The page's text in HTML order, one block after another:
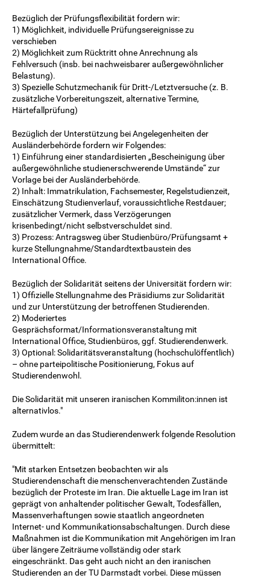
Bezüglich der Prüfungsflexibilität fordern wir:
1) Möglichkeit, individuelle Prüfungsereignisse zu
verschieben
2) Möglichkeit zum Rücktritt ohne Anrechnung als
Fehlversuch (insb. bei nachweisbarer außergewöhnlicher
Belastung).
3) Spezielle Schutzmechanik für Dritt-/Letztversuche (z. B.
zusätzliche Vorbereitungszeit, alternative Termine,
Härtefallprüfung)
Bezüglich der Unterstützung bei Angelegenheiten der
Ausländerbehörde fordern wir Folgendes:
1) Einführung einer standardisierten „Bescheinigung über
außergewöhnliche studienerschwerende Umstände“ zur
Vorlage bei der Ausländerbehörde.
2) Inhalt: Immatrikulation, Fachsemester, Regelstudienzeit,
Einschätzung Studienverlauf, voraussichtliche Restdauer;
zusätzlicher Vermerk, dass Verzögerungen
krisenbedingt/nicht selbstverschuldet sind.
3) Prozess: Antragsweg über Studienbüro/Prüfungsamt +
kurze Stellungnahme/Standardtextbaustein des
International Office.
Bezüglich der Solidarität seitens der Universität fordern wir:
1) Offizielle Stellungnahme des Präsidiums zur Solidarität
und zur Unterstützung der betroffenen Studierenden.
2) Moderiertes
Gesprächsformat/Informationsveranstaltung mit
International Office, Studienbüros, ggf. Studierendenwerk.
3) Optional: Solidaritätsveranstaltung (hochschulöffentlich)
– ohne parteipolitische Positionierung, Fokus auf
Studierendenwohl.
Die Solidarität mit unseren iranischen Kommiliton:innen ist
alternativlos."
Zudem wurde an das Studierendenwerk folgende Resolution
übermittelt:
"Mit starken Entsetzen beobachten wir als
Studierendenschaft die menschenverachtenden Zustände
bezüglich der Proteste im Iran. Die aktuelle Lage im Iran ist
geprägt von anhaltender politischer Gewalt, Todesfällen,
Massenverhaftungen sowie staatlich angeordneten
Internet- und Kommunikationsabschaltungen. Durch diese
Maßnahmen ist die Kommunikation mit Angehörigen im Iran
über längere Zeiträume vollständig oder stark
eingeschränkt. Das geht auch nicht an den iranischen
Studierenden an der TU Darmstadt vorbei. Diese müssen